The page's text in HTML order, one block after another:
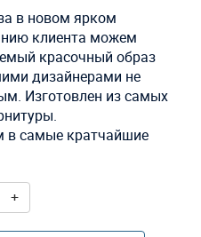
в новом ярком
клиента можем
красочный образ
дизайнерами не
Изготовлен из самых
в самые кратчайшие
+